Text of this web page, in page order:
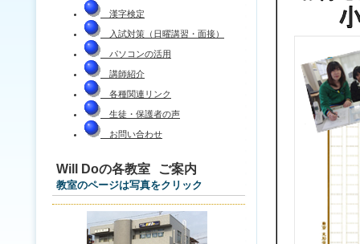
漢字検定
入試対策（日曜講習・面接）
パソコンの活用
講師紹介
各種関連リンク
生徒・保護者の声
お問い合わせ
Will Doの各教室 ご案内
教室のページは写真をクリック